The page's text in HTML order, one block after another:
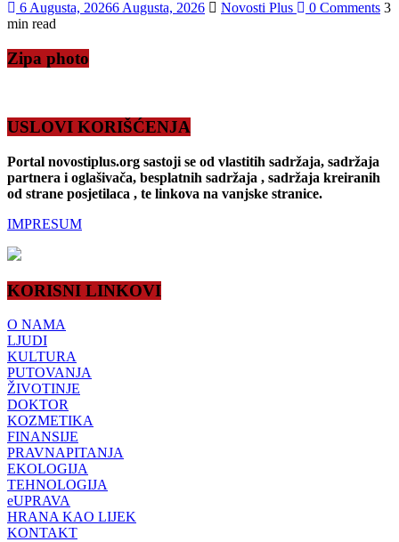
6 Augusta, 20266 Augusta, 2026 Novosti Plus 0 Comments 3
min read
Zipa photo
USLOVI KORIŠĆENJA
Portal novostiplus.org sastoji se od vlastitih sadržaja, sadržaja
partnera i oglašivača, besplatnih sadržaja , sadržaja kreiranih
od strane posjetilaca , te linkova na vanjske stranice.
IMPRESUM
KORISNI LINKOVI
O NAMA
LJUDI
KULTURA
PUTOVANJA
ŽIVOTINJE
DOKTOR
KOZMETIKA
FINANSIJE
PRAVNAPITANJA
EKOLOGIJA
TEHNOLOGIJA
eUPRAVA
HRANA KAO LIJEK
KONTAKT